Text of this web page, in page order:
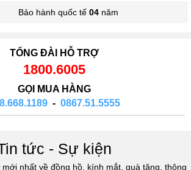
Bảo hành quốc tế 04 năm
TỔNG ĐÀI HỖ TRỢ
1800.6005
GỌI MUA HÀNG
- 0867.51.5555
tức - Sự kiện
nhất về đồng hồ, kính mắt, quà tặng, thông